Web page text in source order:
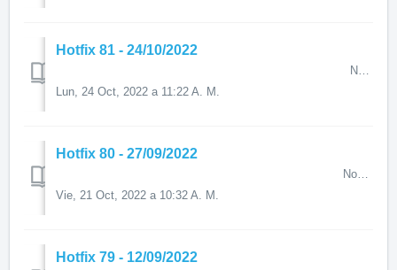
Hotfix 81 - 24/10/2022
Novedades destacadas en el Hotfix 81 Últimos artículos public...
Lun, 24 Oct, 2022 a 11:22 A. M.
Hotfix 80 - 27/09/2022
Novedades destacadas en el Hotfix 80 A continuación, a t...
Vie, 21 Oct, 2022 a 10:32 A. M.
Hotfix 79 - 12/09/2022